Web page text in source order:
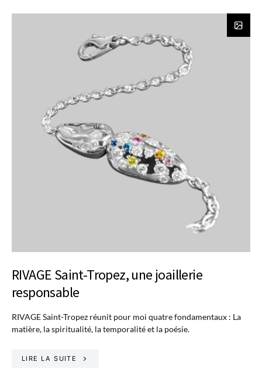
RIVAGE Saint-Tropez, une joaillerie
responsable
RIVAGE Saint-Tropez réunit pour moi quatre fondamentaux : La
matière, la spiritualité, la temporalité et la poésie.
LIRE LA SUITE